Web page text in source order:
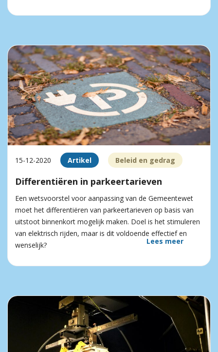
15-12-2020 Artikel Beleid en gedrag
Differentiëren in parkeertarieven
Een wetsvoorstel voor aanpassing van de Gemeentewet
moet het differentiëren van parkeertarieven op basis van
uitstoot binnenkort mogelijk maken. Doel is het stimuleren
van elektrisch rijden, maar is dit voldoende effectief en
wenselijk?
Lees meer